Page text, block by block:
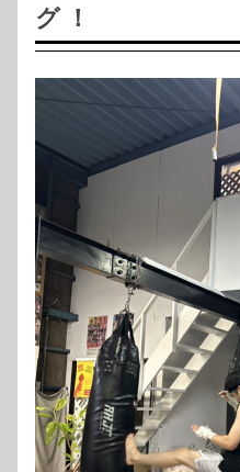
グ！